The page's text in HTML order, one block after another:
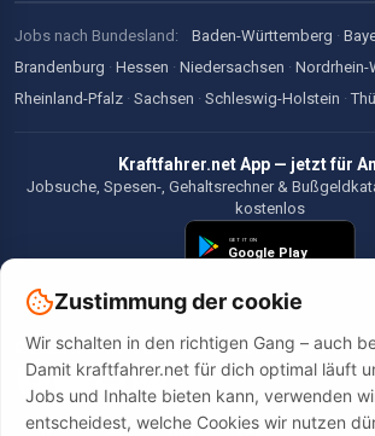
Jobs nach Bundesland: Baden-Württemberg ·
Brandenburg · Hessen · Niedersachsen · Nordrhein-
Rheinland-Pfalz · Sachsen · Schleswig-Holstein ·
Kraftfahrer.net App — jetzt für
Jobsuche, Spesen-, Gehaltsrechner &
kostenlos
©2026 Kraftfahrer.net. Alle Rechte
Zustimmung der cookie
Wir schalten in den richtigen Gang – auch
Damit kraftfahrer.net für dich optimal läuft
Jobs und Inhalte bieten kann, verwenden
entscheidest, welche Cookies wir nutzen